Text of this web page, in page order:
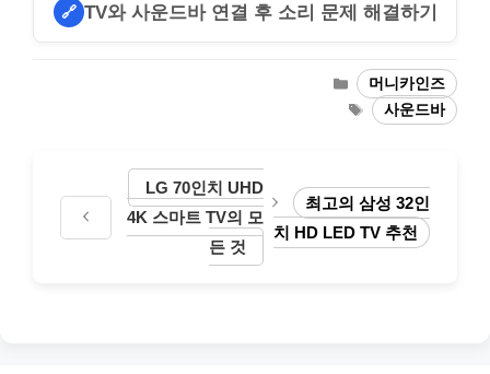
🔗 TV와 사운드바 연결 후 소리 문제 해결하기
Categories
머니카인즈
Tags
사운드바
LG 70인치 UHD
4K 스마트 TV의 모
든 것
최고의 삼성 32인
치 HD LED TV 추천